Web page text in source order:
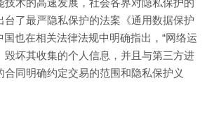
技术的高速发展，社会各界对隐私保护的
台了最严隐私保护的法案《通用数据保护
也在相关法律法规中明确指出，“网络运
毁坏其收集的个人信息，并且与第三方进
同明确约定交易的范围和隐私保护义